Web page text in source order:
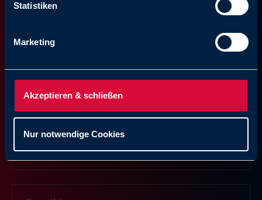
Statistiken
Marketing
Akzeptieren & schließen
Nur notwendige Cookies